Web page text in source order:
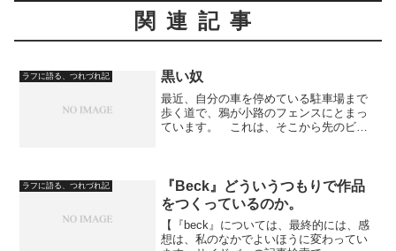
関連記事
ラフに語る、つれづれ記 黒い奴
最近、自分の車を停めている駐車場まで
歩く道で、鴉が小路のフェンスにとまっ
ています。 これは、そこから先のビル
逃げません。 二羽はつが...
ラフに語る、つれづれ記
『Beck』どういうつもりで作品
をつくっているのか。
【『beck』については、最終的には、感
想は、私のなかでよいほうに変わってい